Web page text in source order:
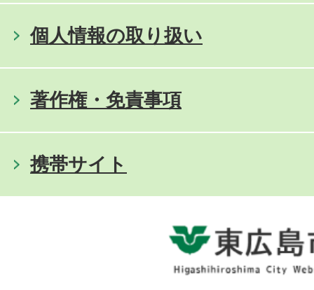
個人情報の取り扱い
著作権・免責事項
携帯サイト